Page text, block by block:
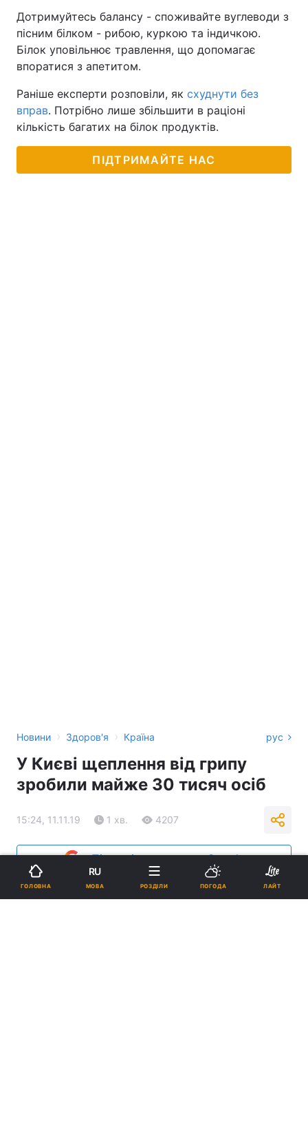
Дотримуйтесь балансу - споживайте вуглеводи з
пісним білком - рибою, куркою та індичкою.
Білок уповільнює травлення, що допомагає
впоратися з апетитом.
Раніше експерти розповіли, як схуднути без
вправ. Потрібно лише збільшити в раціоні
кількість багатих на білок продуктів.
ПІДТРИМАЙТЕ НАС
Новини › Здоров'я › Країна рус
У Києві щеплення від грипу
зробили майже 30 тисяч осіб
15:24, 11.11.19 1 хв. 4207
Підпишіться на нас в Google
ГОЛОВНА
RU
МОВА РОЗДІЛИ ПОГОДА ЛАЙТ